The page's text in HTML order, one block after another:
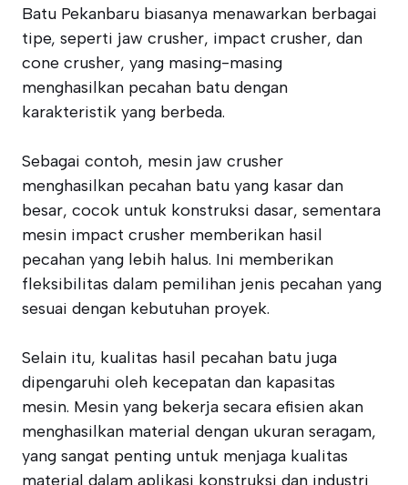
Batu Pekanbaru biasanya menawarkan berbagai
tipe, seperti jaw crusher, impact crusher, dan
cone crusher, yang masing-masing
menghasilkan pecahan batu dengan
karakteristik yang berbeda.
Sebagai contoh, mesin jaw crusher
menghasilkan pecahan batu yang kasar dan
besar, cocok untuk konstruksi dasar, sementara
mesin impact crusher memberikan hasil
pecahan yang lebih halus. Ini memberikan
fleksibilitas dalam pemilihan jenis pecahan yang
sesuai dengan kebutuhan proyek.
Selain itu, kualitas hasil pecahan batu juga
dipengaruhi oleh kecepatan dan kapasitas
mesin. Mesin yang bekerja secara efisien akan
menghasilkan material dengan ukuran seragam,
yang sangat penting untuk menjaga kualitas
material dalam aplikasi konstruksi dan industri